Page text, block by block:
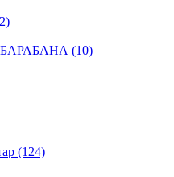
(10)
(124)